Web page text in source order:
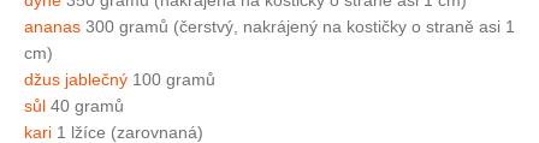
ananas 300 gramů (čerstvý, nakrájený na kostičky o straně asi 1
cm)
džus jablečný 100 gramů
sůl 40 gramů
kari 1 lžíce (zarovnaná)